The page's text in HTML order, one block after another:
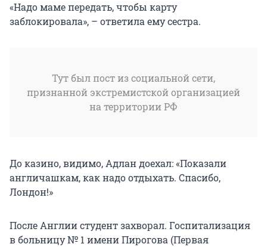
«Надо маме передать, чтобы карту
заблокировала», – ответила ему сестра.
Тут был пост из социальной сети,
признанной экстремистской организацией
на территории РФ
До казино, видимо, Адлан доехал: «Показали
англичашкам, как надо отдыхать. Спасибо,
Лондон!»
После Англии студент захворал. Госпитализация
в больницу № 1 имени Пирогова (Первая